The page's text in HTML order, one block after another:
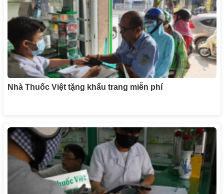
Nhà Thuốc Việt tặng khẩu trang miễn phí